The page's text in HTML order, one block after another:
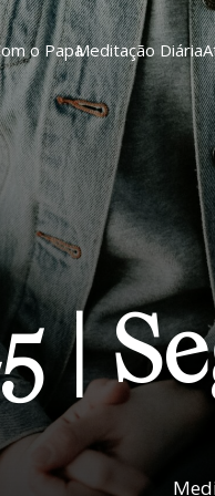
o PapaMeditação Diária
|